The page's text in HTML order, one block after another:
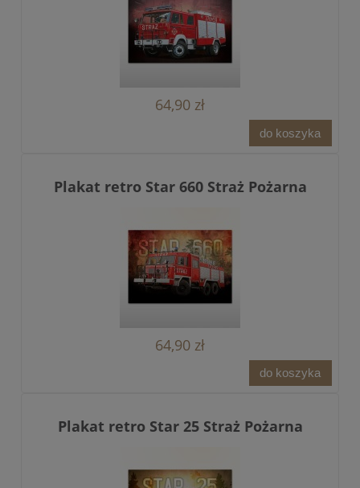
64,90 zł
do koszyka
Plakat retro Star 660 Straż Pożarna
64,90 zł
do koszyka
Plakat retro Star 25 Straż Pożarna